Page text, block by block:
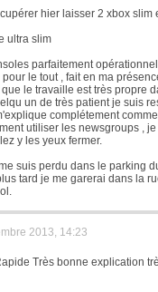
hier laisser 2 xbox slim
ultra slim
parfaitement
pour le tout , fait en ma
le travaille est très propre
un de très patient je suis
complétement
utiliser les newsgroups ,
y les yeux fermer.
suis perdu dans le parking
tard je me garerai dans la
2013, 14:23
Très bonne explication